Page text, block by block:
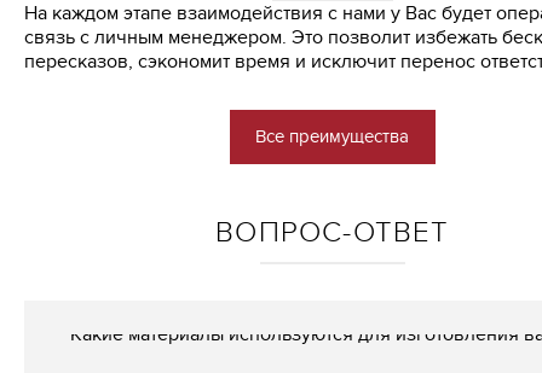
На каждом этапе взаимодействия с нами у Вас будет
связь с личным менеджером. Это позволит избежать
пересказов, сэкономит время и исключит перенос
Все преимущества
ВОПРОС-ОТВЕТ
Какие материалы используются для изготовления